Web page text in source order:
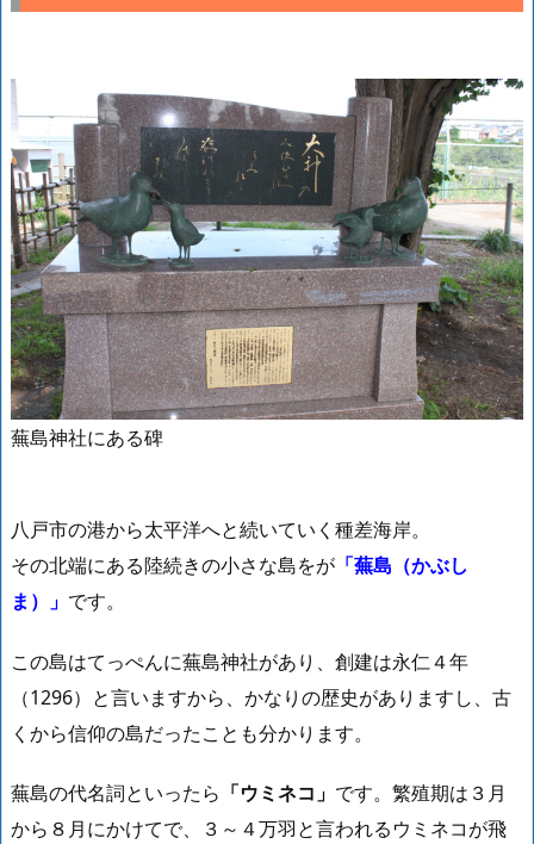
蕪島神社にある碑
八戸市の港から太平洋へと続いていく種差海岸。
その北端にある陸続きの小さな島をが 「蕪島（かぶし
ま）」 です。
この島はてっぺんに蕪島神社があり、創建は永仁４年
（1296）と言いますから、かなりの歴史がありますし、古
くから信仰の島だったことも分かります。
蕪島の代名詞といったら 「ウミネコ」 です。繁殖期は３月
から８月にかけてで、３～４万羽と言われるウミネコが飛